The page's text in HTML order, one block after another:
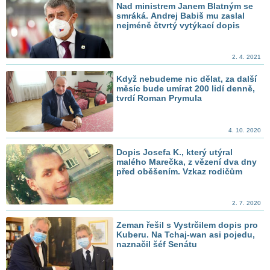
Nad ministrem Janem Blatným se
smráká. Andrej Babiš mu zaslal
nejméně čtvrtý vytýkací dopis
2. 4. 2021
Když nebudeme nic dělat, za další
měsíc bude umírat 200 lidí denně,
tvrdí Roman Prymula
4. 10. 2020
Dopis Josefa K., který utýral
malého Marečka, z vězení dva dny
před oběšením. Vzkaz rodičům
2. 7. 2020
Zeman řešil s Vystrčilem dopis pro
Kuberu. Na Tchaj-wan asi pojedu,
naznačil šéf Senátu